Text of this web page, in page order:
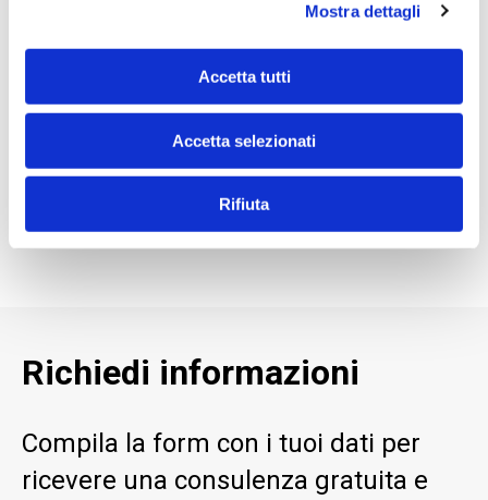
Mostra dettagli
Accetta tutti
Accetta selezionati
Rifiuta
DISTINGUITI DAI COMPETITORS
Fai vivere ai Pazienti la migliore
esperienza possibile. Grazie a servizi
esclusivi come i video educativi di
qualità e l’attenzione offerti dal tuo
Studio.
Richiedi informazioni
Compila la form con i tuoi dati per
ricevere una consulenza gratuita e